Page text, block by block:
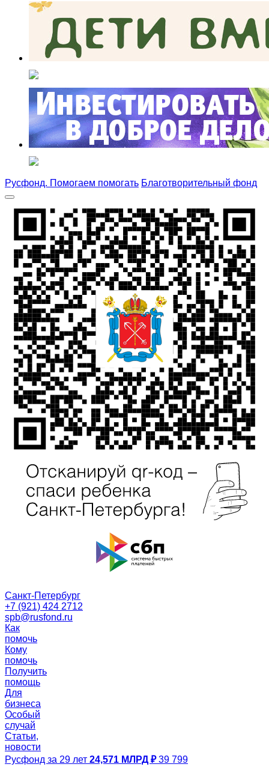
Русфонд. Помогаем помогать Благотворительный фонд
Санкт-Петербург
+7 (921) 424 2712
spb@rusfond.ru
Как
помочь
Кому
помочь
Получить
помощь
Для
бизнеса
Особый
случай
Статьи,
новости
Русфонд за 29 лет 24,571 МЛРД ₽ 39 799